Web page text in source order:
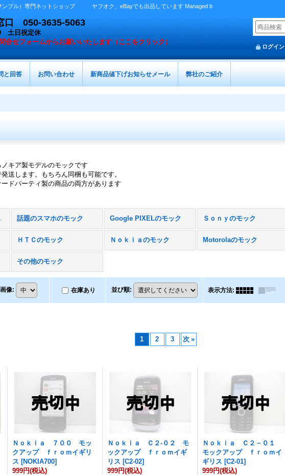
ンプル）専門ネットショップ ヤフオク、eBayでも出品しています Managed b
口 050-3635-5063
土日祝定休
合せフォームからお願いいたします（ここをクリック）
ログイン
と回答 お問い合わせ 新商品値下げお知らせメール 弊社のご紹介
キア製モデルのモックです
送します。もちろん同梱も可能です。
ドパーティ製の商品の両方があります
) 話題のスマホのモック Google PIXELのモック Ｓｏｎｙのモック
ＨＴＣのモック Ｎｏｋｉａのモック Motorolaのモック
その他のモック
画像: 在庫あり 並び順: 表示方法:
1 2 3 次 »
Ｎｏｋｉａ ７００ モッ
クアップ ｆｒｏｍイギリ
ス [NOKIA700]
999円(税込)
Ｎｏｋｉａ Ｃ２-０２ モ
ックアップ ｆｒｏｍイギ
リス [C2-02]
999円(税込)
Ｎｏｋｉａ Ｃ２－０１
モックアップ ｆｒｏｍイ
ギリス [C2-01]
999円(税込)